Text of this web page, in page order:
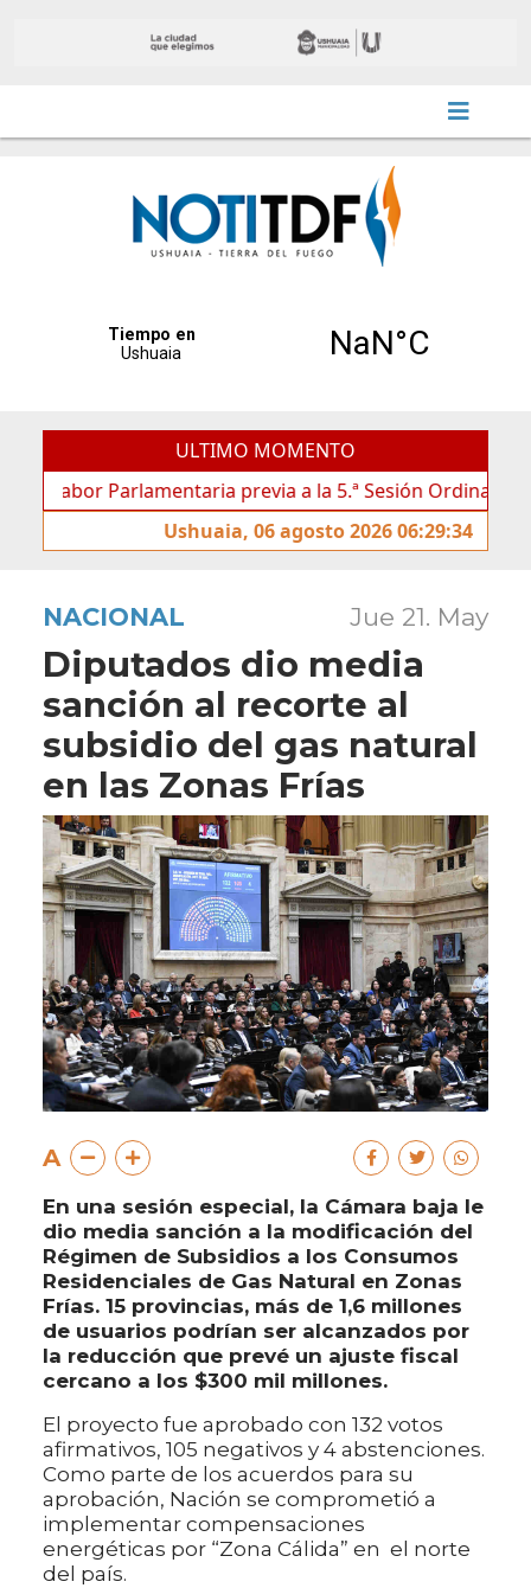
ULTIMO MOMENTO
Parlamentaria previa a la 5.ª Sesión Ordinaria
Ushuaia, 06 agosto 2026 06:29:34
NACIONAL Jue 21. May
Diputados dio media
sanción al recorte al
subsidio del gas natural
en las Zonas Frías
A
En una sesión especial, la Cámara baja le
dio media sanción a la modificación del
Régimen de Subsidios a los Consumos
Residenciales de Gas Natural en Zonas
Frías. 15 provincias, más de 1,6 millones
de usuarios podrían ser alcanzados por
la reducción que prevé un ajuste fiscal
cercano a los $300 mil millones.
El proyecto fue aprobado con 132 votos
afirmativos, 105 negativos y 4 abstenciones.
Como parte de los acuerdos para su
aprobación, Nación se comprometió a
implementar compensaciones
energéticas por “Zona Cálida” en el norte
del país.